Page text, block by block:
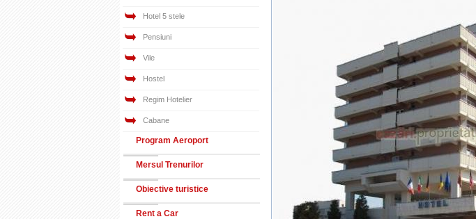
Hotel 5 stele
Pensiuni
Vile
Hostel
Regim Hotelier
Cabane
Program Aeroport
Mersul Trenurilor
Obiective turistice
Rent a Car